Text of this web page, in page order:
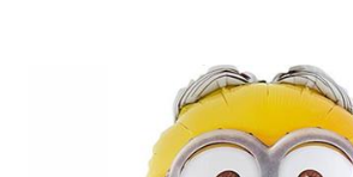
Stroje / Dodatki